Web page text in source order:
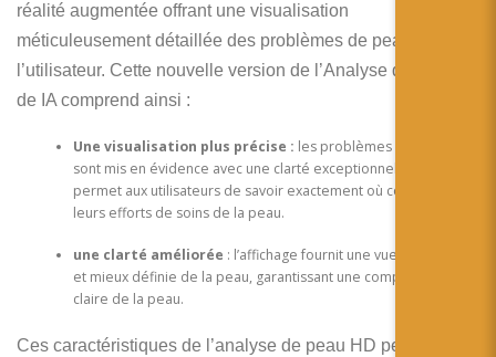
réalité augmentée offrant une visualisation
méticuleusement détaillée des problèmes de peau de
l’utilisateur. Cette nouvelle version de l’Analyse de peau
de IA comprend ainsi :
Une visualisation plus précise : les problèmes de peau
sont mis en évidence avec une clarté exceptionnelle qui
permet aux utilisateurs de savoir exactement où concentrer
leurs efforts de soins de la peau.
une clarté améliorée : l’affichage fournit une vue plus nette
et mieux définie de la peau, garantissant une compréhension
claire de la peau.
Ces caractéristiques de l’analyse de peau HD permettent